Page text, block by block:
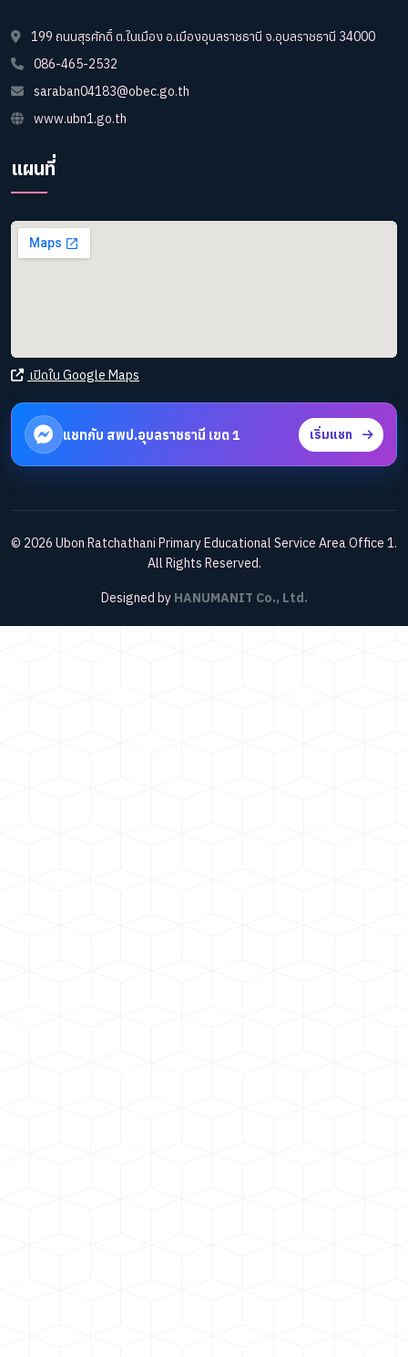
199 ถนนสุรศักดิ์ ต.ในเมือง อ.เมืองอุบลราชธานี จ.อุบลราชธานี 34000
086-465-2532
saraban04183@obec.go.th
www.ubn1.go.th
แผนที่
เปิดใน Google Maps
แชทกับ สพป.อุบลราชธานี เขต 1 เริ่มแชท
© 2026 Ubon Ratchathani Primary Educational Service Area Office 1.
All Rights Reserved.
Designed by HANUMANIT Co., Ltd.